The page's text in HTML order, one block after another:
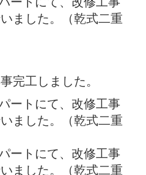
完工しました。